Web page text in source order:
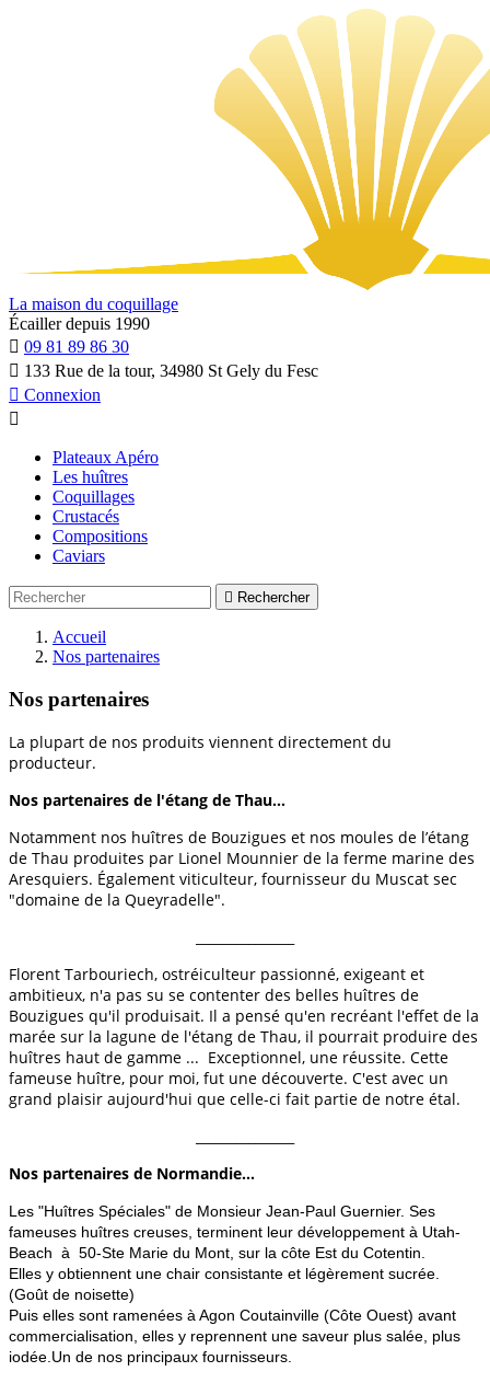
La maison du coquillage
Écailler depuis 1990
 09 81 89 86 30
 133 Rue de la tour, 34980 St Gely du Fesc
 Connexion

Plateaux Apéro
Les huîtres
Coquillages
Crustacés
Compositions
Caviars
 Rechercher
Accueil
Nos partenaires
Nos partenaires
La plupart de nos produits viennent directement du
producteur.
Nos partenaires de l'étang de Thau...
Notamment nos huîtres de Bouzigues et nos moules de l’étang
de Thau produites par Lionel Mounnier de la ferme marine des
Aresquiers. Également viticulteur, fournisseur du Muscat sec
"domaine de la Queyradelle".
Florent Tarbouriech, ostréiculteur passionné, exigeant et
ambitieux, n'a pas su se contenter des belles huîtres de
Bouzigues qu'il produisait. Il a pensé qu'en recréant l'effet de la
marée sur la lagune de l'étang de Thau, il pourrait produire des
huîtres haut de gamme ... Exceptionnel, une réussite. Cette
fameuse huître, pour moi, fut une découverte. C'est avec un
grand plaisir aujourd'hui que celle-ci fait partie de notre étal.
Nos partenaires de Normandie...
Les "Huîtres Spéciales" de Monsieur Jean-Paul Guernier. Ses
fameuses huîtres creuses, terminent leur développement à Utah-
Beach à 50-Ste Marie du Mont, sur la côte Est du Cotentin.
Elles y obtiennent une chair consistante et légèrement sucrée.
(Goût de noisette)
Puis elles sont ramenées à Agon Coutainville (Côte Ouest) avant
commercialisation, elles y reprennent une saveur plus salée, plus
iodée.Un de nos principaux fournisseurs.